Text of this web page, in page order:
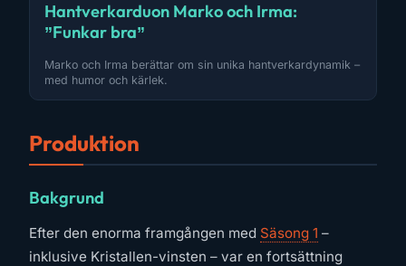
Hantverkarduon Marko och Irma:
”Funkar bra”
Marko och Irma berättar om sin unika hantverkardynamik –
med humor och kärlek.
Produktion
Bakgrund
Efter den enorma framgången med Säsong 1 –
inklusive Kristallen-vinsten – var en fortsättning